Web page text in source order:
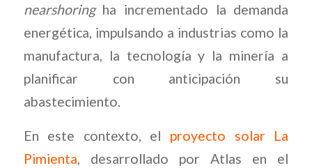
nearshoringha incrementado la demanda
energética, impulsando a industrias como la
manufactura, la tecnología y la minería a
planificar con anticipación su
abastecimiento.
En este contexto, el proyecto solar La
Pimienta, desarrollado por Atlas en el